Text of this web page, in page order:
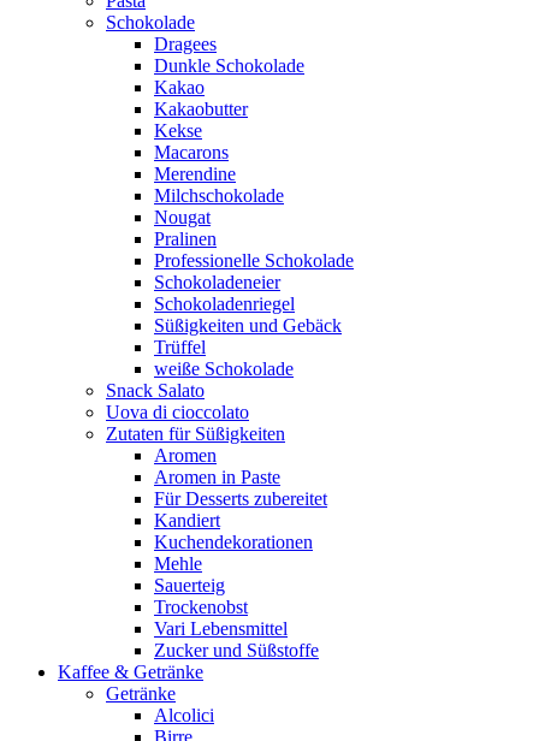
Schokolade
Dragees
Dunkle Schokolade
Kakao
Kakaobutter
Kekse
Macarons
Merendine
Milchschokolade
Nougat
Pralinen
Professionelle Schokolade
Schokoladeneier
Schokoladenriegel
Süßigkeiten und Gebäck
Trüffel
weiße Schokolade
Snack Salato
Uova di cioccolato
Zutaten für Süßigkeiten
Aromen
Aromen in Paste
Für Desserts zubereitet
Kandiert
Kuchendekorationen
Mehle
Sauerteig
Trockenobst
Vari Lebensmittel
Zucker und Süßstoffe
Kaffee & Getränke
Getränke
Alcolici
Birre